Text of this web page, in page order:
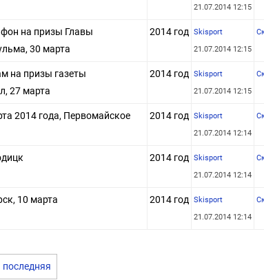
21.07.2014 12:15
на призы Главы
30 марта
2014 год
Skisport
21.07.2014 12:15
на призы газеты
27 марта
2014 год
Skisport
21.07.2014 12:15
2014 года, Первомайское 2014 год
Skisport
21.07.2014 12:14
2014 год
Skisport
21.07.2014 12:14
10 марта 2014 год
Skisport
21.07.2014 12:14
последняя